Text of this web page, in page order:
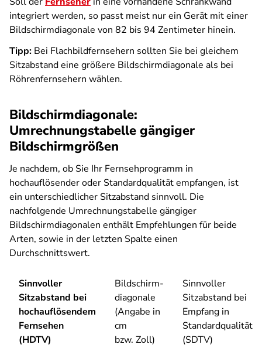
integriert werden, so passt meist nur ein Gerät mit einer
Bildschirmdiagonale von 82 bis 94 Zentimeter hinein.
Tipp: Bei Flachbildfernsehern sollten Sie bei gleichem
Sitzabstand eine größere Bildschirmdiagonale als bei
Röhrenfernsehern wählen.
Bildschirmdiagonale:
Umrechnungstabelle gängiger
Bildschirmgrößen
Je nachdem, ob Sie Ihr Fernsehprogramm in
hochauflösender oder Standardqualität empfangen, ist
ein unterschiedlicher Sitzabstand sinnvoll. Die
nachfolgende Umrechnungstabelle gängiger
Bildschirmdiagonalen enthält Empfehlungen für beide
Arten, sowie in der letzten Spalte einen
Durchschnittswert.
Sinnvoller
Sitzabstand bei
hochauflösendem
Fernsehen
(HDTV)
Bildschirm-
diagonale
(Angabe in
cm
bzw. Zoll)
Sinnvoller
Sitzabstand bei
Empfang in
Standardqualität
(SDTV)